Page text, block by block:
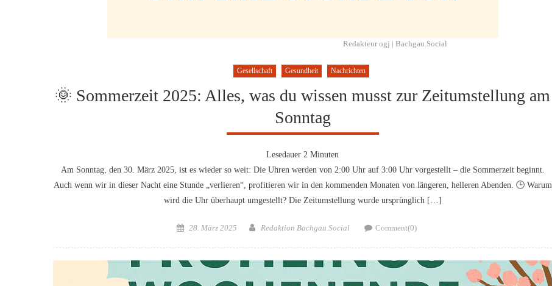
Redakteur ogj | Bachgau.Social
Gesellschaft Gesundheit Nachrichten
🌞 Sommerzeit 2025: Alles, was du wissen musst zur Zeitumstellung am
Sonntag
Lesedauer 2 Minuten
Am Sonntag, den 30. März 2025, ist es wieder so weit: Die Uhren werden von 2:00 Uhr auf 3:00 Uhr vorgestellt – die Sommerzeit beginnt.
Auch wenn wir in dieser Nacht eine Stunde „verlieren“, profitieren wir in den kommenden Monaten von längeren, helleren Abenden. 🕒 Warum
wird die Uhr überhaupt umgestellt? Die Zeitumstellung wurde ursprünglich […]
Posted
28. März 2025 Author
Redaktion Bachgau.Social Comment(0)